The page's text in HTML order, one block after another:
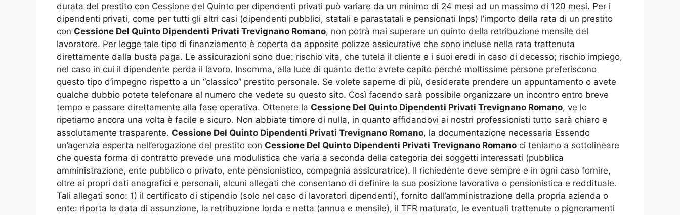
durata del prestito con Cessione del Quinto per dipendenti privati può variare da un minimo di 24 mesi ad un massimo di 120 mesi. Per i
dipendenti privati, come per tutti gli altri casi (dipendenti pubblici, statali e parastatali e pensionati Inps) l’importo della rata di un prestito
con Cessione Del Quinto Dipendenti Privati Trevignano Romano, non potrà mai superare un quinto della retribuzione mensile del
lavoratore. Per legge tale tipo di finanziamento è coperta da apposite polizze assicurative che sono incluse nella rata trattenuta
direttamente dalla busta paga. Le assicurazioni sono due: rischio vita, che tutela il cliente e i suoi eredi in caso di decesso; rischio impiego,
nel caso in cui il dipendente perda il lavoro. Insomma, alla luce di quanto detto avrete capito perché moltissime persone preferiscono
questo tipo d’impegno rispetto a un “classico” prestito personale. Se volete saperne di più, desiderate prendere un appuntamento o avete
qualche dubbio potete telefonare al numero che vedete su questo sito. Così facendo sarà possibile organizzare un incontro entro breve
tempo e passare direttamente alla fase operativa. Ottenere la Cessione Del Quinto Dipendenti Privati Trevignano Romano, ve lo
ripetiamo ancora una volta è facile e sicuro. Non abbiate timore di nulla, in quanto affidandovi ai nostri professionisti tutto sarà chiaro e
assolutamente trasparente. Cessione Del Quinto Dipendenti Privati Trevignano Romano, la documentazione necessaria Essendo
un’agenzia esperta nell’erogazione del prestito con Cessione Del Quinto Dipendenti Privati Trevignano Romano ci teniamo a sottolineare
che questa forma di contratto prevede una modulistica che varia a seconda della categoria dei soggetti interessati (pubblica
amministrazione, ente pubblico o privato, ente pensionistico, compagnia assicuratrice). Il richiedente deve sempre e in ogni caso fornire,
oltre ai propri dati anagrafici e personali, alcuni allegati che consentano di definire la sua posizione lavorativa o pensionistica e reddituale.
Tali allegati sono: 1) il certificato di stipendio (solo nel caso di lavoratori dipendenti), fornito dall’amministrazione della propria azienda o
ente: riporta la data di assunzione, la retribuzione lorda e netta (annua e mensile), il TFR maturato, le eventuali trattenute o pignoramenti